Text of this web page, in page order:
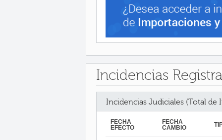
Incidencias
Incidencias Judiciales (Total de
FECHA
EFECTO
FECHA
CAMBIO